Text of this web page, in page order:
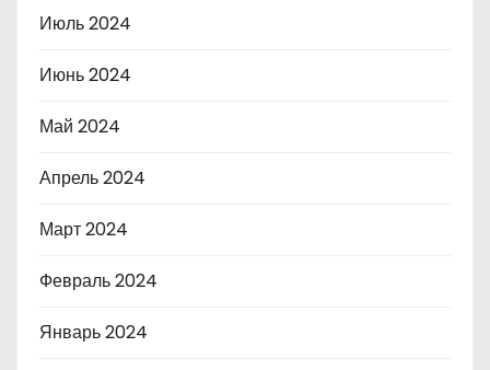
Июль 2024
Июнь 2024
Май 2024
Апрель 2024
Март 2024
Февраль 2024
Январь 2024